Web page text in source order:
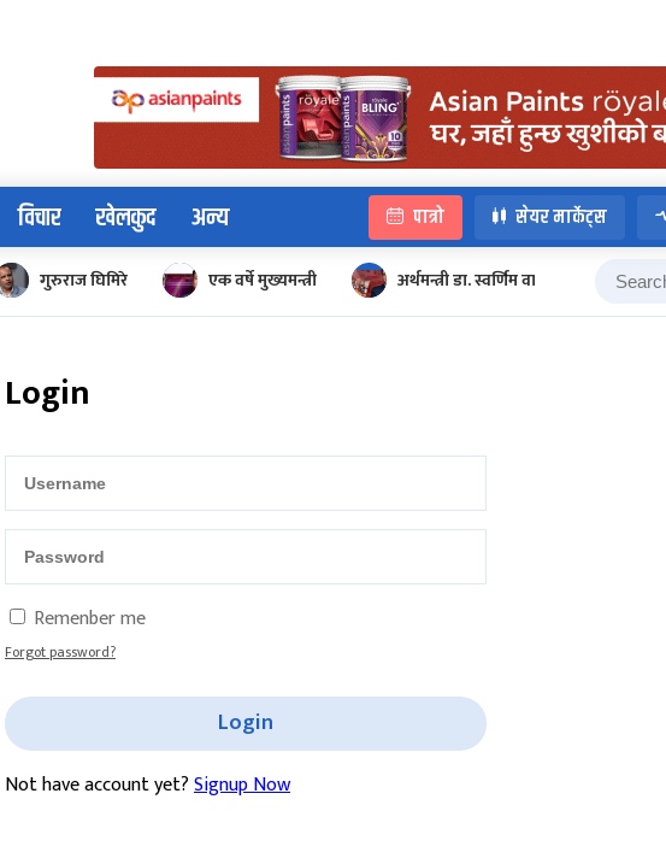
विचार खेलकुद अन्य पात्रो सेयर मार्केट्स
गुरुराज घिमिरे एक वर्षे मुख्यमन्त्री अर्थमन्त्री डा. स्वर्णिम वाग्ले
Login
Remenber me
Forgot password?
Login
Not have account yet?Signup Now